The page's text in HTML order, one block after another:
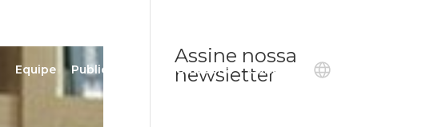
Equipe Publicações Ouvidoria Contato
Assine nossa
newsletter